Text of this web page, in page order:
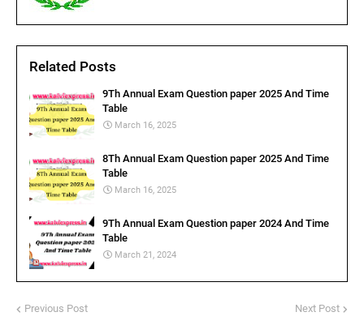
Related Posts
9Th Annual Exam Question paper 2025 And Time
Table
March 16, 2025
8Th Annual Exam Question paper 2025 And Time
Table
March 16, 2025
9Th Annual Exam Question paper 2024 And Time
Table
March 21, 2024
Previous Post Next Post